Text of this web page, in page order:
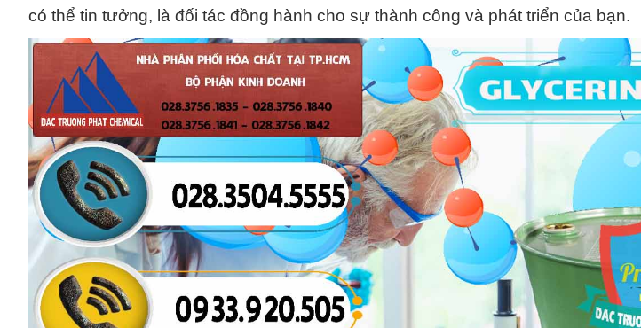
có thể tin tưởng, là đối tác đồng hành cho sự thành công và phát triển của bạn.